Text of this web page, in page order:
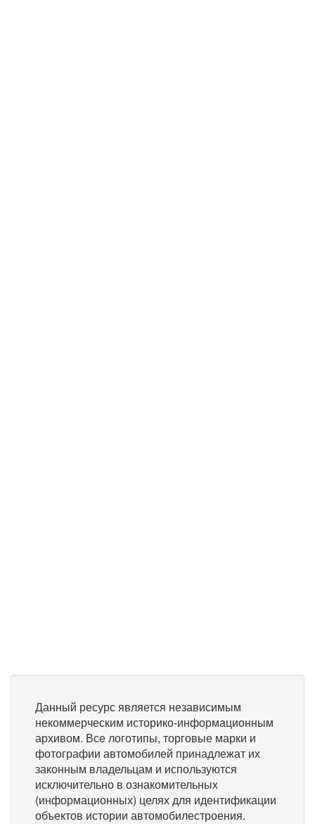
Данный ресурс является независимым
некоммерческим историко-информационным
архивом. Все логотипы, торговые марки и
фотографии автомобилей принадлежат их
законным владельцам и используются
исключительно в ознакомительных
(информационных) целях для идентификации
объектов истории автомобилестроения.